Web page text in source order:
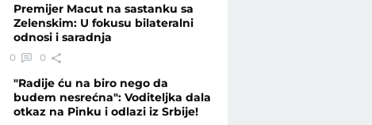
Premijer Macut na sastanku sa
Zelenskim: U fokusu bilateralni
odnosi i saradnja
0 0
"Radije ću na biro nego da
budem nesrećna": Voditeljka dala
otkaz na Pinku i odlazi iz Srbije!